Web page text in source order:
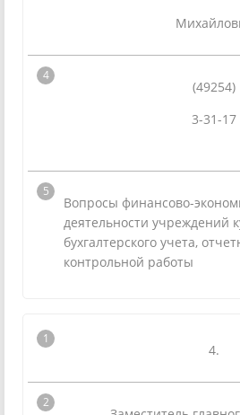
(49254)
3-31-17
Вопросы финансово-
деятельности учреждений
бухгалтерского учета,
контрольной работы
4.